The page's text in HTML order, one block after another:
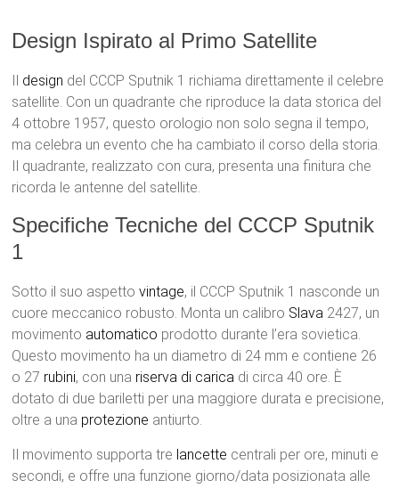
Design Ispirato al Primo Satellite
design del CCCP Sputnik 1 richiama direttamente il celebre
satellite. Con un quadrante che riproduce la data storica del
4 ottobre 1957, questo orologio non solo segna il tempo,
ma celebra un evento che ha cambiato il corso della storia.
Il quadrante, realizzato con cura, presenta una finitura che
ricorda le antenne del satellite.
Specifiche Tecniche del CCCP Sputnik
1
Sotto il suo aspettovintage, il CCCP Sputnik 1 nasconde un
cuore meccanico robusto. Monta un calibro Slava 2427, un
movimento automatico prodotto durante l’era sovietica.
Questo movimento ha un diametro di 24 mm e contiene 26
o 27 rubini, con una riserva di carica di circa 40 ore. È
dotato di due bariletti per una maggiore durata e precisione,
oltre a una protezione antiurto.
Il movimento supporta tre lancette centrali per ore, minuti e
secondi, e offre una funzione giorno/data posizionata alle